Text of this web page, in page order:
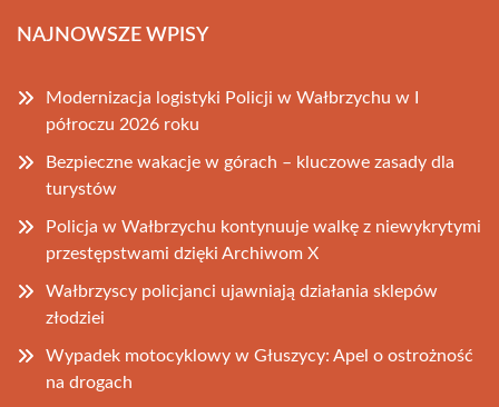
NAJNOWSZE WPISY
Modernizacja logistyki Policji w Wałbrzychu w I
półroczu 2026 roku
Bezpieczne wakacje w górach – kluczowe zasady dla
turystów
Policja w Wałbrzychu kontynuuje walkę z niewykrytymi
przestępstwami dzięki Archiwom X
Wałbrzyscy policjanci ujawniają działania sklepów
złodziei
Wypadek motocyklowy w Głuszycy: Apel o ostrożność
na drogach